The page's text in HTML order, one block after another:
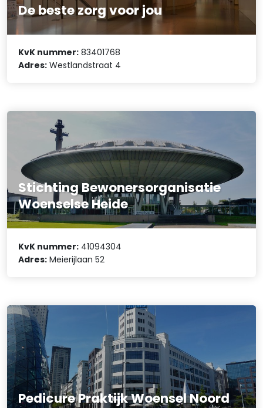
De beste zorg voor jou
KvK nummer: 83401768
Adres: Westlandstraat 4
Stichting Bewonersorganisatie
Woenselse Heide
KvK nummer: 41094304
Adres: Meierijlaan 52
Pedicure Praktijk Woensel Noord